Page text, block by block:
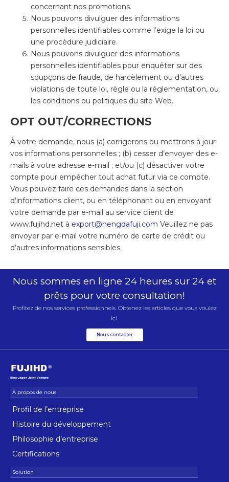
concernant nos promotions.
Nous pouvons divulguer des informations
personnelles identifiables comme l’exige la loi ou
une procédure judiciaire.
Nous pouvons divulguer des informations
personnelles identifiables pour enquêter sur des
soupçons de fraude, de harcèlement ou d’autres
violations de toute loi, règle ou la réglementation, ou
les conditions ou politiques du site Web.
OPT OUT/CORRECTIONS
À votre demande, nous (a) corrigerons ou mettrons à jour
vos informations personnelles ; (b) cesser d’envoyer des e-
mails à votre adresse e-mail ; et/ou (c) désactiver votre
compte pour empêcher tout achat futur via ce compte.
Vous pouvez faire ces demandes dans la section
d’informations client, ou en téléphonant ou en envoyant
votre demande par e-mail au service client de
www.fujihd.net à export@hengdafuji.com Veuillez ne pas
envoyer par e-mail votre numéro de carte de crédit ou
d’autres informations sensibles.
Nous sommes en ligne 24 heures sur 24 et
prêts pour votre consultation!
Profitez de nos services professionnels. Obtenez les articles que vous voulez
ici.
Nous contacter
Profil de l’entreprise
Histoire du développement
Philosophie d’entreprise
Certifications